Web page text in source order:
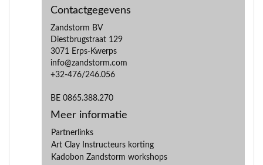
Contactgegevens
Zandstorm BV
Diestbrugstraat 129
3071 Erps-Kwerps
info@zandstorm.com
+32-476/246.056
BE 0865.388.270
Meer informatie
Partnerlinks
Art Clay Instructeurs korting
Kadobon Zandstorm workshops